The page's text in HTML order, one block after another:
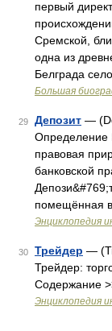
первый
Сремской,
одна из
Белграда
Большая
29 Депозит —
Определение
правовая
банковской
помещённая
Энциклопедия
30 Трейдер —
Трейдер:
Содержание
Энциклопедия